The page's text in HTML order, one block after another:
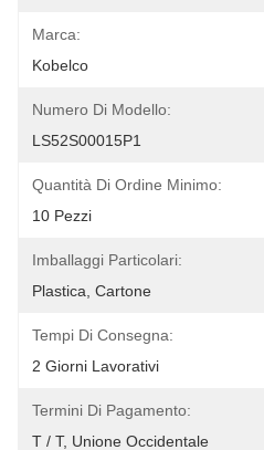
Marca:
Kobelco
Numero Di Modello:
LS52S00015P1
Quantità Di Ordine Minimo:
10 Pezzi
Imballaggi Particolari:
Plastica, Cartone
Tempi Di Consegna:
2 Giorni Lavorativi
Termini Di Pagamento:
T / T, Unione Occidentale